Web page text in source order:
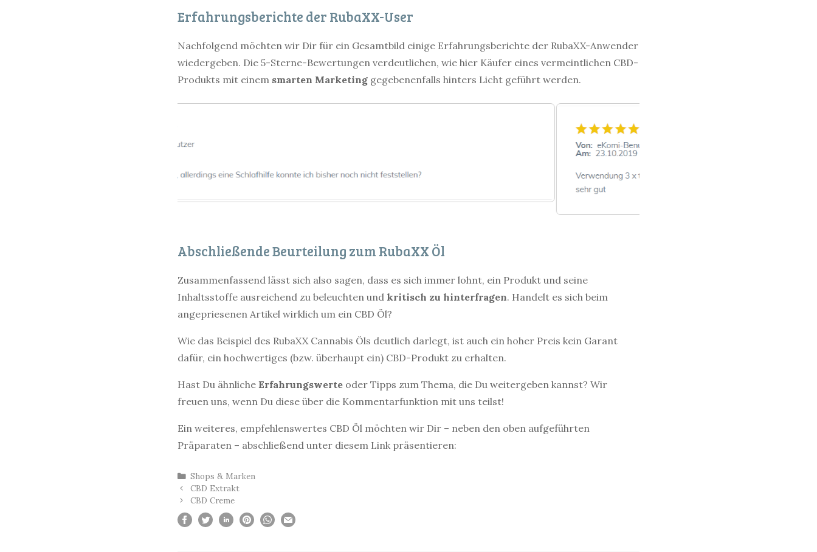
Erfahrungsberichte der RubaXX-User
Nachfolgend möchten wir Dir für ein Gesamtbild einige Erfahrungsberichte der RubaXX-Anwender
wiedergeben. Die 5-Sterne-Bewertungen verdeutlichen, wie hier Käufer eines vermeintlichen CBD-
Produkts mit einem smarten Marketing gegebenenfalls hinters Licht geführt werden.
Abschließende Beurteilung zum RubaXX Öl
Zusammenfassend lässt sich also sagen, dass es sich immer lohnt, ein Produkt und seine
Inhaltsstoffe ausreichend zu beleuchten und kritisch zu hinterfragen. Handelt es sich beim
angepriesenen Artikel wirklich um ein CBD Öl?
Wie das Beispiel des RubaXX Cannabis Öls deutlich darlegt, ist auch ein hoher Preis kein Garant
dafür, ein hochwertiges (bzw. überhaupt ein) CBD-Produkt zu erhalten.
Hast Du ähnliche Erfahrungswerte oder Tipps zum Thema, die Du weitergeben kannst? Wir
freuen uns, wenn Du diese über die Kommentarfunktion mit uns teilst!
Ein weiteres, empfehlenswertes CBD Öl möchten wir Dir – neben den oben aufgeführten
Präparaten – abschließend unter diesem Link präsentieren:
Kategorien
Shops & Marken
Beitrags-
Navigation
CBD Extrakt
CBD Creme